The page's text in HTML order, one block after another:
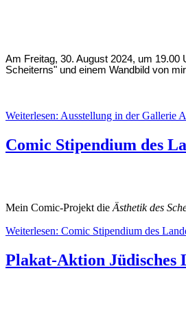
Am Freitag, 30. August 2024, um
Scheiterns" und einem Wandbild von
Weiterlesen: Ausstellung in der Gallerie
Comic Stipendium des
Mein Comic-Projekt dieÄsthetik des
Weiterlesen: Comic Stipendium des
Plakat-Aktion Jüdisches